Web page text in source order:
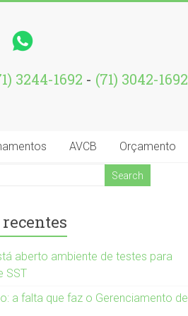
3244-1692 - (71) 3042-1692
AVCB Orçamento
recentes
aberto ambiente de testes para
SST
a falta que faz o Gerenciamento de